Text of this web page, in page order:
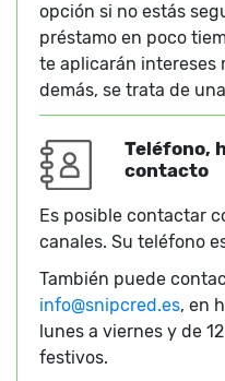
opción si no estás
préstamo en poco
te aplicarán intereses
demás, se trata de
Teléfono,
contacto
Es posible contactar
canales. Su teléfono
También puede
info@snipcred.es, en
lunes a viernes y de
festivos.